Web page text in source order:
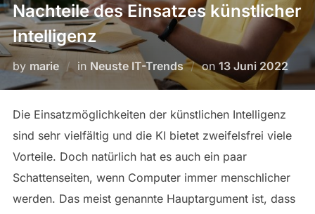
Nachteile des Einsatzes künstlicher
Intelligenz
by marie in Neuste IT-Trends on Posted
on
13 Juni 2022
Die Einsatzmöglichkeiten der künstlichen Intelligenz
sind sehr vielfältig und die KI bietet zweifelsfrei viele
Vorteile. Doch natürlich hat es auch ein paar
Schattenseiten, wenn Computer immer menschlicher
werden. Das meist genannte Hauptargument ist, dass